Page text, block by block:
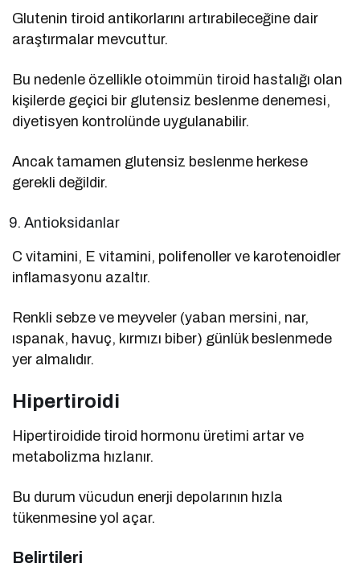
Glutenin tiroid antikorlarını artırabileceğine dair
araştırmalar mevcuttur.
Bu nedenle özellikle otoimmün tiroid hastalığı olan
kişilerde geçici bir glutensiz beslenme denemesi,
diyetisyen kontrolünde uygulanabilir.
Ancak tamamen glutensiz beslenme herkese
gerekli değildir.
Antioksidanlar
C vitamini, E vitamini, polifenoller ve karotenoidler
inflamasyonu azaltır.
Renkli sebze ve meyveler (yaban mersini, nar,
ıspanak, havuç, kırmızı biber) günlük beslenmede
yer almalıdır.
Hipertiroidi
Hipertiroidide tiroid hormonu üretimi artar ve
metabolizma hızlanır.
Bu durum vücudun enerji depolarının hızla
tükenmesine yol açar.
Belirtileri